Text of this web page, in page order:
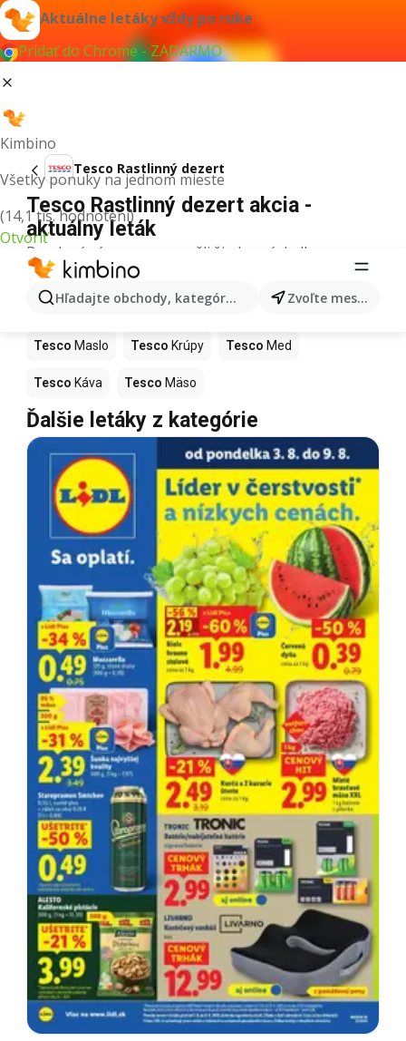
Aktuálne letáky vždy po ruke
Pridať do Chrome - ZADARMO
Kimbino
Všetky ponuky na jednom mieste
(14,1 tis. hodnotení)
Otvoriť
Hľadajte obchody, kategórie, produkty... Zvoľte mesto
Tesco Rastlinný dezert
Tesco Rastlinný dezert akcia -
aktuálny leták
Pre daný výraz sme nenašli žiadne výsledky.
Ďalšie produkty v obchodoch Tesco
Tesco Pizza Tesco Kiwi Mango
Tesco Maslo Tesco Krúpy Tesco Med
Tesco Káva Tesco Mäso
Ďalšie letáky z kategórie